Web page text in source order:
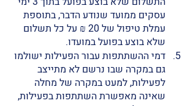
עסקים ממועד שנודע הדבר, בתוספת
עמלת טיפול של 20 ₪ על כל תשלום
שלא בוצע בפועל במועדו.
דמי ההשתתפות עבור הפעילות ישולמו
גם במקרה שבו נרשם לא מתייצב
לפעילות, למעט במקרה של מחלה
שאינה מאפשרת השתתפות בפעילות,